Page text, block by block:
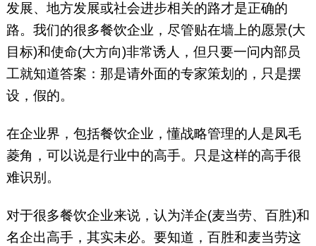
发展、地方发展或社会进步相关的路才是正确的
路。我们的很多餐饮企业，尽管贴在墙上的愿景(大
目标)和使命(大方向)非常诱人，但只要一问内部员
工就知道答案：那是请外面的专家策划的，只是摆
设，假的。
在企业界，包括餐饮企业，懂战略管理的人是凤毛
菱角，可以说是行业中的高手。只是这样的高手很
难识别。
对于很多餐饮企业来说，认为洋企(麦当劳、百胜)和
名企出高手，其实未必。要知道，百胜和麦当劳这